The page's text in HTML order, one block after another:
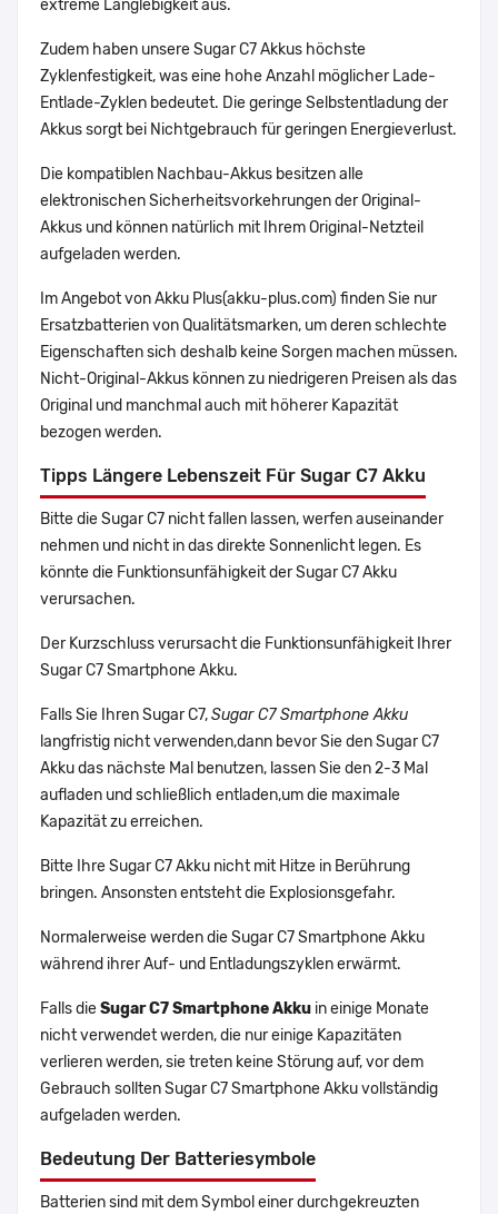
extreme Langlebigkeit aus.
Zudem haben unsere Sugar C7 Akkus höchste
Zyklenfestigkeit, was eine hohe Anzahl möglicher Lade-
Entlade-Zyklen bedeutet. Die geringe Selbstentladung der
Akkus sorgt bei Nichtgebrauch für geringen Energieverlust.
Die kompatiblen Nachbau-Akkus besitzen alle
elektronischen Sicherheitsvorkehrungen der Original-
Akkus und können natürlich mit Ihrem Original-Netzteil
aufgeladen werden.
Im Angebot von Akku Plus(akku-plus.com) finden Sie nur
Ersatzbatterien von Qualitätsmarken, um deren schlechte
Eigenschaften sich deshalb keine Sorgen machen müssen.
Nicht-Original-Akkus können zu niedrigeren Preisen als das
Original und manchmal auch mit höherer Kapazität
bezogen werden.
Tipps Längere Lebenszeit Für Sugar C7 Akku
Bitte die Sugar C7 nicht fallen lassen, werfen auseinander
nehmen und nicht in das direkte Sonnenlicht legen. Es
könnte die Funktionsunfähigkeit der Sugar C7 Akku
verursachen.
Der Kurzschluss verursacht die Funktionsunfähigkeit Ihrer
Sugar C7 Smartphone Akku.
Falls Sie Ihren Sugar C7,Sugar C7 Smartphone Akku
langfristig nicht verwenden,dann bevor Sie den Sugar C7
Akku das nächste Mal benutzen, lassen Sie den 2-3 Mal
aufladen und schließlich entladen,um die maximale
Kapazität zu erreichen.
Bitte Ihre Sugar C7 Akku nicht mit Hitze in Berührung
bringen. Ansonsten entsteht die Explosionsgefahr.
Normalerweise werden die Sugar C7 Smartphone Akku
während ihrer Auf- und Entladungszyklen erwärmt.
Falls dieSugar C7 Smartphone Akku in einige Monate
nicht verwendet werden, die nur einige Kapazitäten
verlieren werden, sie treten keine Störung auf, vor dem
Gebrauch sollten Sugar C7 Smartphone Akku vollständig
aufgeladen werden.
Bedeutung Der Batteriesymbole
Batterien sind mit dem Symbol einer durchgekreuzten